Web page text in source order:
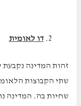
דו לאומית
זהות המדינה נקבעת
שתי הקבוצות
שחיות בה. המדינה